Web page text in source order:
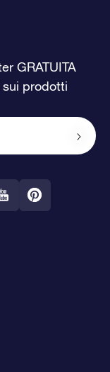
GRATUITA
prodotti